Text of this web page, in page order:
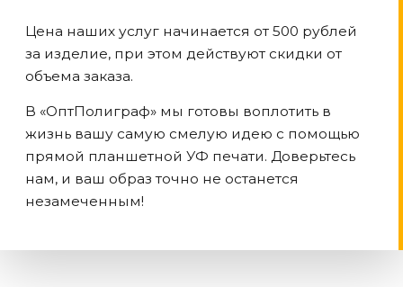
Цена наших услуг начинается от 500 рублей
за изделие, при этом действуют скидки от
объема заказа.
В «ОптПолиграф» мы готовы воплотить в
жизнь вашу самую смелую идею с помощью
прямой планшетной УФ печати. Доверьтесь
нам, и ваш образ точно не останется
незамеченным!